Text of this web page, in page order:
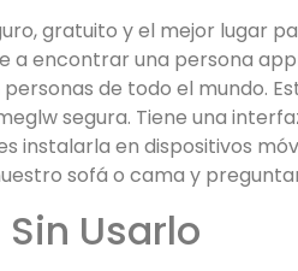
gratuito y el mejor lugar
a encontrar una persona
de todo el mundo.
segura. Tiene una
instalarla en dispositivos
sofá o cama y
Usarlo